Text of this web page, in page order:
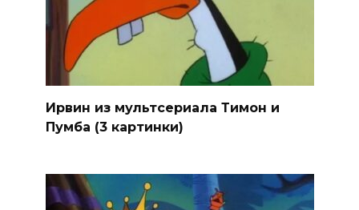
Ирвин из мультсериала Тимон и
Пумба (3 картинки)